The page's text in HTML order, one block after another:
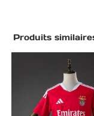
Produits